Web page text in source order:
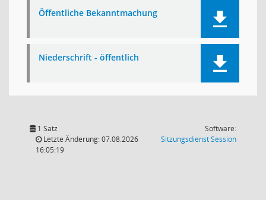
Öffentliche Bekanntmachung
Niederschrift - öffentlich
1 Satz
Letzte Änderung: 07.08.2026
16:05:19
Software:
SitzungsdienstSession(Wird in